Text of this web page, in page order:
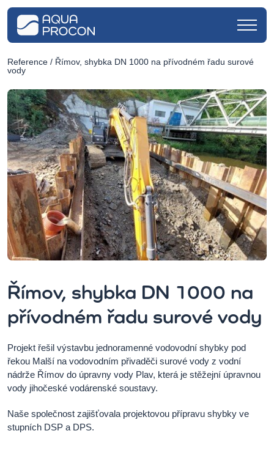
Reference / Římov, shybka DN 1000 na přívodném řadu surové
vody
Římov, shybka DN 1000 na
přívodném řadu surové vody
Projekt řešil výstavbu jednoramenné vodovodní shybky pod
řekou Malší na vodovodním přivaděči surové vody z vodní
nádrže Římov do úpravny vody Plav, která je stěžejní úpravnou
vody jihočeské vodárenské soustavy.
Naše společnost zajišťovala projektovou přípravu shybky ve
stupních DSP a DPS.